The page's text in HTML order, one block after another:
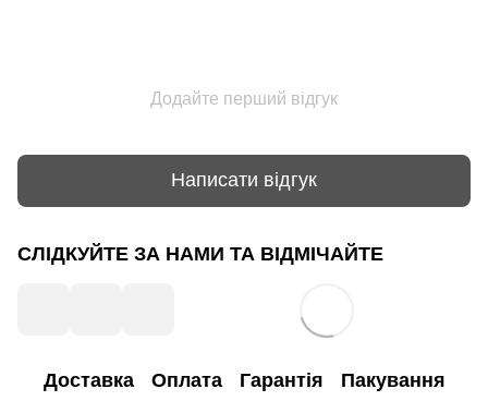
Додайте перший відгук
Написати відгук
СЛІДКУЙТЕ ЗА НАМИ ТА ВІДМІЧАЙТЕ
Доставка Оплата Гарантія Пакування